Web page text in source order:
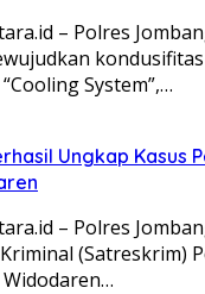
– Polres
System”,…
Ungkap Kasus
– Polres
(Satreskrim)